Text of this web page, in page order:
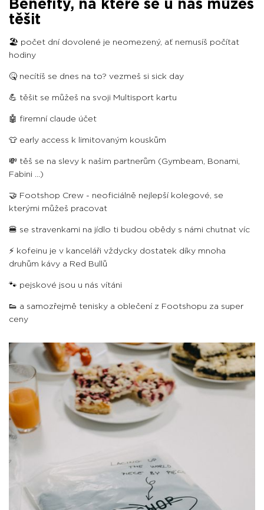
Benefity, na které se u nás můžeš
těšit
🏖️ počet dní dovolené je neomezený, ať nemusíš počítat
hodiny
🤒 necítíš se dnes na to? vezmeš si sick day
💪 těšit se můžeš na svoji Multisport kartu
🤖 firemní claude účet
👕 early access k limitovaným kouskům
💸 těš se na slevy k našim partnerům (Gymbeam, Bonami,
Fabini …)
🤝 Footshop Crew - neoficiálně nejlepší kolegové, se
kterými můžeš pracovat
🍔 se stravenkami na jídlo ti budou obědy s námi chutnat víc
⚡ kofeinu je v kanceláři vždycky dostatek díky mnoha
druhům kávy a Red Bullů
🐾 pejskové jsou u nás vítáni
👟 a samozřejmě tenisky a oblečení z Footshopu za super
ceny